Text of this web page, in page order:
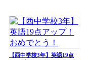
【西中学校3年】英語19点